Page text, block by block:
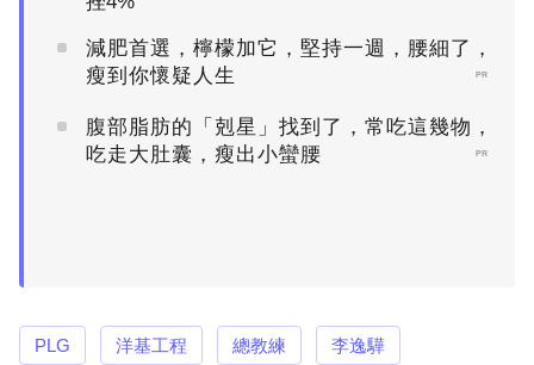
減肥首選，檸檬加它，堅持一週，腰細了，
瘦到你懷疑人生
PR
腹部脂肪的「剋星」找到了，常吃這幾物，
吃走大肚囊，瘦出小蠻腰
PR
PLG 洋基工程 總教練 李逸驊